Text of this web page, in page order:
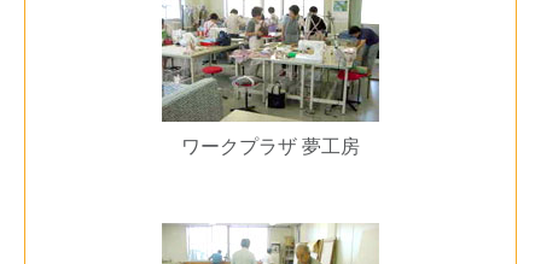
ワークプラザ 夢工房